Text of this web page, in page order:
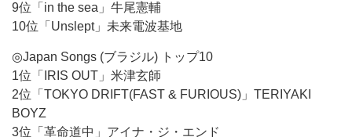
9位「in the sea」牛尾憲輔
10位「Unslept」未来電波基地
◎Japan Songs (ブラジル) トップ10
1位「IRIS OUT」米津玄師
2位「TOKYO DRIFT(FAST & FURIOUS)」TERIYAKI
BOYZ
3位「革命道中」アイナ・ジ・エンド